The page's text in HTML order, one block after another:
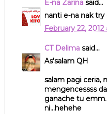
E-na Zarinasaid...
nanti e-na nak try
February 22, 2012
CT Delimasaid...
As'salam QH
salam pagi ceria,
mengencessss
ganache tu
ni...hehehe